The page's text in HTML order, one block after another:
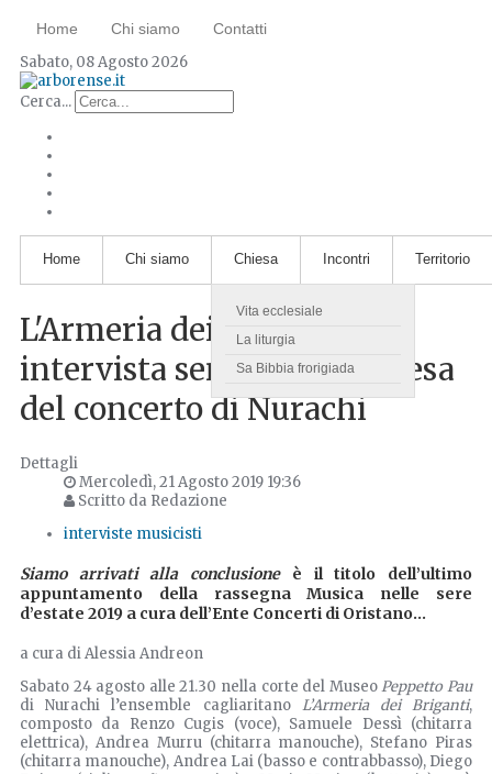
Home Chi siamo Contatti
Sabato, 08 Agosto 2026
Cerca...
Home Chi siamo Chiesa
Vita ecclesiale
La liturgia
Sa Bibbia frorigiada
Incontri Territorio
L'Armeria dei Briganti:
intervista semiseria in attesa
del concerto di Nurachi
Dettagli
Mercoledì, 21 Agosto 2019 19:36
Scritto da Redazione
interviste musicisti
Siamo arrivati alla conclusioneè il titolo dell’ultimo
appuntamento della rassegna Musica nelle sere
d’estate 2019 a cura dell’Ente Concerti di Oristano...
a cura di Alessia Andreon
Sabato 24 agosto alle 21.30 nella corte del MuseoPeppetto Pau
di Nurachi l’ensemble cagliaritano L’Armeria dei Briganti,
composto da Renzo Cugis (voce), Samuele Dessì (chitarra
elettrica), Andrea Murru (chitarra manouche), Stefano Piras
(chitarra manouche), Andrea Lai (basso e contrabbasso), Diego